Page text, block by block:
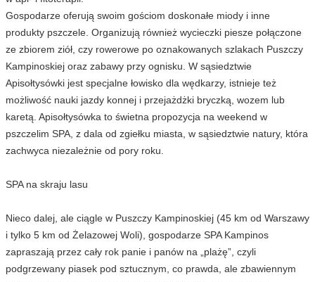
Gospodarze oferują swoim gościom doskonałe miody i inne
produkty pszczele. Organizują również wycieczki piesze połączone
ze zbiorem ziół, czy rowerowe po oznakowanych szlakach Puszczy
Kampinoskiej oraz zabawy przy ognisku. W sąsiedztwie
Apisołtysówki jest specjalne łowisko dla wędkarzy, istnieje też
możliwość nauki jazdy konnej i przejażdżki bryczką, wozem lub
karetą. Apisołtysówka to świetna propozycja na weekend w
pszczelim SPA, z dala od zgiełku miasta, w sąsiedztwie natury, która
zachwyca niezależnie od pory roku.
SPA na skraju lasu
Nieco dalej, ale ciągle w Puszczy Kampinoskiej (45 km od Warszawy
i tylko 5 km od Żelazowej Woli), gospodarze SPA Kampinos
zapraszają przez cały rok panie i panów na „plażę”, czyli
podgrzewany piasek pod sztucznym, co prawda, ale zbawiennym